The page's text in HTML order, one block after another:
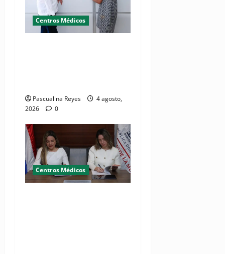
Centros Médicos
Pascualina Reyes
4 agosto,
2026
0
Centros Médicos